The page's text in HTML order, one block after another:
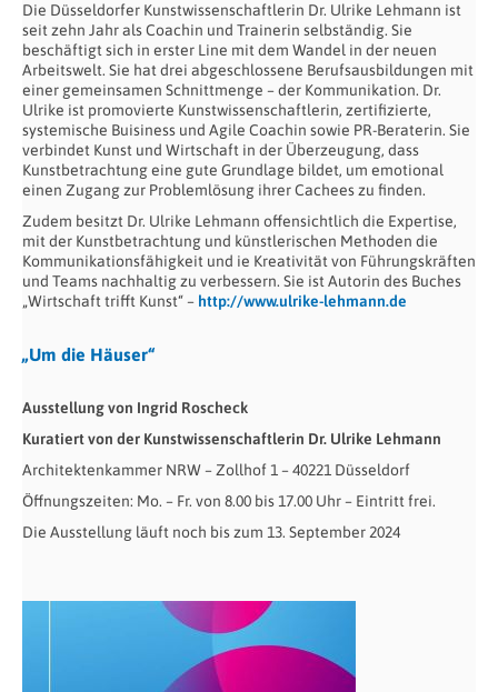
Die Düsseldorfer Kunstwissenschaftlerin Dr. Ulrike Lehmann ist
seit zehn Jahr als Coachin und Trainerin selbständig. Sie
beschäftigt sich in erster Line mit dem Wandel in der neuen
Arbeitswelt. Sie hat drei abgeschlossene Berufsausbildungen mit
einer gemeinsamen Schnittmenge – der Kommunikation. Dr.
Ulrike ist promovierte Kunstwissenschaftlerin, zertifizierte,
systemische Buisiness und Agile Coachin sowie PR-Beraterin. Sie
verbindet Kunst und Wirtschaft in der Überzeugung, dass
Kunstbetrachtung eine gute Grundlage bildet, um emotional
einen Zugang zur Problemlösung ihrer Cachees zu finden.
Zudem besitzt Dr. Ulrike Lehmann offensichtlich die Expertise,
mit der Kunstbetrachtung und künstlerischen Methoden die
Kommunikationsfähigkeit und ie Kreativität von Führungskräften
und Teams nachhaltig zu verbessern. Sie ist Autorin des Buches
„Wirtschaft trifft Kunst“ – http://www.ulrike-lehmann.de
„Um die Häuser“
Ausstellung von Ingrid Roscheck
Kuratiert von der Kunstwissenschaftlerin Dr. Ulrike Lehmann
Architektenkammer NRW – Zollhof 1 – 40221 Düsseldorf
Öffnungszeiten: Mo. – Fr. von 8.00 bis 17.00 Uhr – Eintritt frei.
Die Ausstellung läuft noch bis zum 13. September 2024